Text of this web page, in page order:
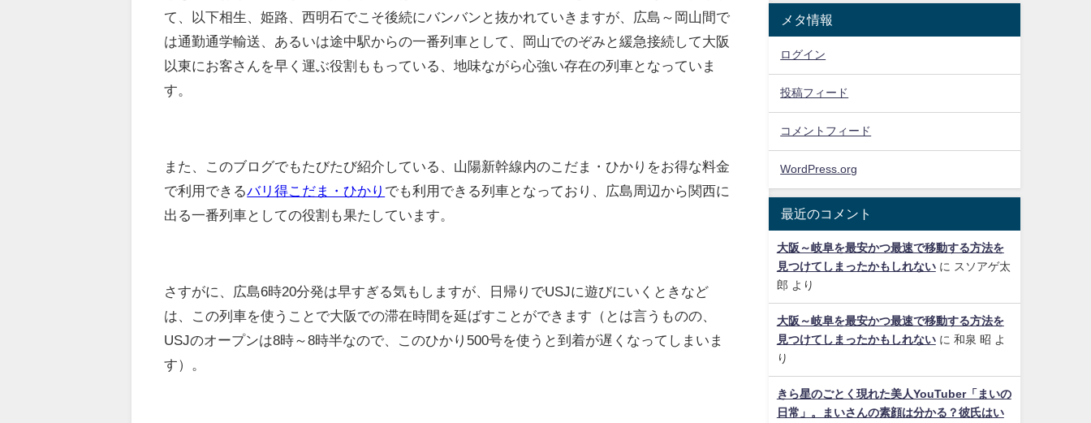
て、以下相生、姫路、西明石でこそ後続にバンバンと抜かれていきますが、広島～岡山間で
は通勤通学輸送、あるいは途中駅からの一番列車として、岡山でのぞみと緩急接続して大阪
以東にお客さんを早く運ぶ役割ももっている、地味ながら心強い存在の列車となっていま
す。
また、このブログでもたびたび紹介している、山陽新幹線内のこだま・ひかりをお得な料金
で利用できるバリ得こだま・ひかり でも利用できる列車となっており、広島周辺から関西に
出る一番列車としての役割も果たしています。
さすがに、広島6時20分発は早すぎる気もしますが、日帰りでUSJに遊びにいくときなど
は、この列車を使うことで大阪での滞在時間を延ばすことができます（とは言うものの、
USJのオープンは8時～8時半なので、このひかり500号を使うと到着が遅くなってしまいま
す）。
メタ情報
ログイン
投稿フィード
コメントフィード
WordPress.org
最近のコメント
大阪～岐阜を最安かつ最速で移動する方法を
見つけてしまったかもしれないに スソアゲ太
郎 より
大阪～岐阜を最安かつ最速で移動する方法を
見つけてしまったかもしれないに 和泉 昭 よ
り
きら星のごとく現れた美人YouTuber「まいの
日常」。まいさんの素顔は分かる？彼氏はい